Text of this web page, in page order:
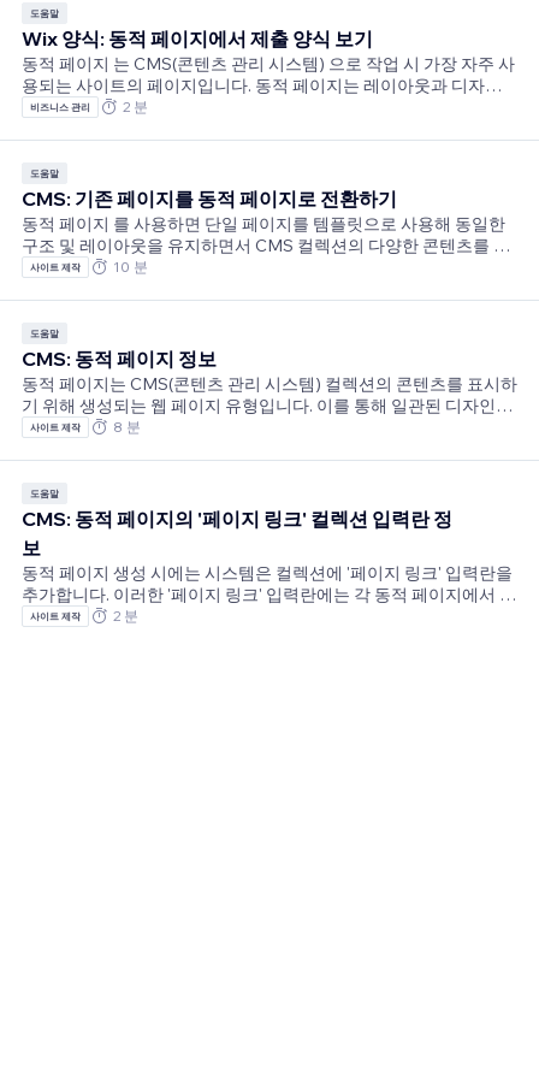
만, 메인 페이지만 할당량에 포함되며 아이템 또는 URL 수는 할당량
에 표시되지 않습니다. 이를 통해 사이트의 페이지 한도 내에서 필요
한 만큼의 콘텐츠를 쉽게 보여줄 수 있습니다.동적 페이지로 시간 절
약하기동적 페이지의 장점은 한 번만 디자인하면 된다는 것입니다.
특정 컬렉션에 연결된
도움말
Wix 양식: 동적 페이지에서 제출 양식 보기
동적 페이지 는 CMS(콘텐츠 관리 시스템) 으로 작업 시 가장 자주 사
용되는 사이트의 페이지입니다. 동적 페이지는 레이아웃과 디자인
은 동일하지만 콘텐츠가 다릅니다. 예를 들어, '팀원' 페이지는 디자
페이지에 양식을 추가한 경우(예: 문의하기 양식) 대시보드의 제출정
보 표에 열을 추가해 양식이 제출된 동적 아이템을 확인할 수 있습니
다. '팀원' 예시를 계속해서 살펴보면, 제출정보 표에 열을 추가해 사
이트 방문자가 문의하기 양식을 작성한 팀원 페이지를 확인할 수 있
습니다.중요!이 기능은
비즈니스 관리 2 분
도움말
CMS: 기존 페이지를 동적 페이지로 전환하기
동적 페이지 를 사용하면 단일 페이지를 템플릿으로 사용해 동일한
구조 및 레이아웃을 유지하면서 CMS 컬렉션의 다양한 콘텐츠를 표
시할 수 있습니다. 이는 반복되는 콘텐츠가 있는 사이트에 이상적입
아티스트 이름 및 이미지를 자동으로 가져오기할 수 있습니다.아래
단계에 따라 통합 레이아웃에 표시될 수 있는 정적 페이지를 동적 아
이템 페이지로 전환하세요. 이를 통해 특히 관리해야 할 유사한 콘텐
츠가 있거나 100개의 정적 페이지 제한에 근접한 경우, 시간과 노력
을 절약할 수 있습니다. 사이트의
사이트 제작 10 분
도움말
CMS: 동적 페이지 정보
동적 페이지는 CMS(콘텐츠 관리 시스템) 컬렉션의 콘텐츠를 표시하
기 위해 생성되는 웹 페이지 유형입니다. 이를 통해 일관된 디자인과
사용자 경험을 유지하면서 많은 양의 콘텐츠를 효율적으로 처리할
목록 페이지는 반복 레이아웃, 갤러리 또는 표에 여러 컬렉션 아이템
을 표시합니다. 반복 레이아웃, 갤러리 또는 표의 아이템은 특정 아이
템에 대한 자세한 정보를 제공하는 데 사용되는 단일 동적 아이템 페
이지로 연결됩니다. 각 아이템은 고유한 URL로 끝나는 동일한 동적
아이템 페이지의 고유
사이트 제작 8 분
도움말
CMS: 동적 페이지의 '페이지 링크' 컬렉션 입력란 정
보
동적 페이지 생성 시에는 시스템은 컬렉션에 '페이지 링크' 입력란을
추가합니다. 이러한 '페이지 링크' 입력란에는 각 동적 페이지에서 사
용하는 웹 주소를 생성하는 URL 슬러그가 포함되어 있습니다. 페이
사이트 제작 2 분